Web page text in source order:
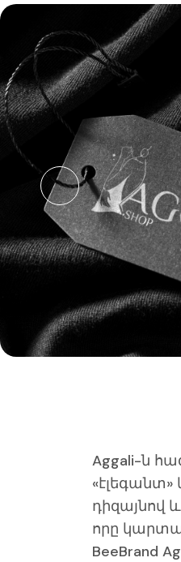
Aggali-ն
դիզայնով
որը
BeeBrand